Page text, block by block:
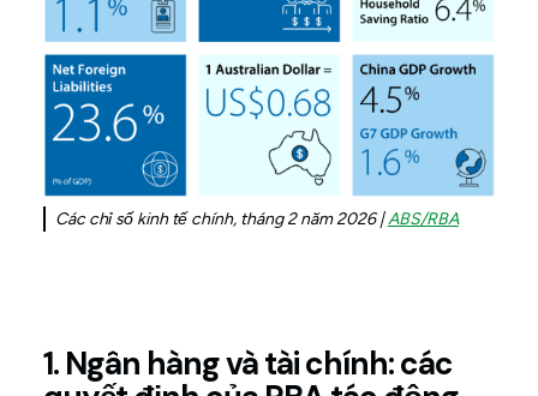
Các chỉ số kinh tế chính, tháng 2 năm 2026 |ABS/RBA
1. Ngân hàng và tài chính: các